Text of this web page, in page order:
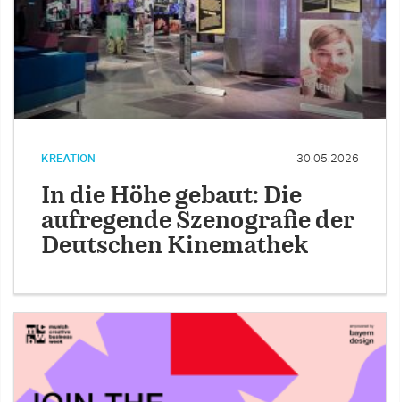
KREATION 30.05.2026
In die Höhe gebaut: Die
aufregende Szenografie der
Deutschen Kinemathek